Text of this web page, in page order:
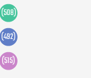
(508)
(492)
(515)